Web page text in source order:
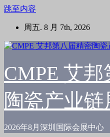
跳至内容
周五. 8 月 7th, 2026
CMPE 艾
陶瓷产业链
2026年8月深圳国际会展中心